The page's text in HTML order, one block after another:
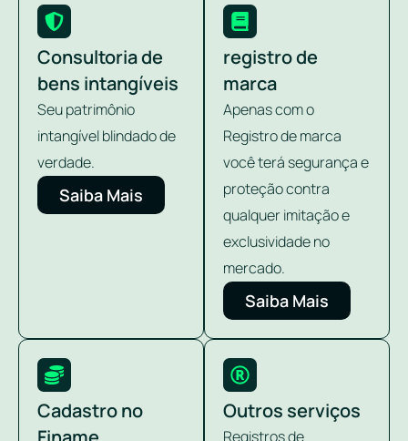
Consultoria de
bens intangíveis
Seu patrimônio
intangível blindado de
verdade.
Saiba Mais
registro de
marca
Apenas com o
Registro de marca
você terá segurança e
proteção contra
qualquer imitação e
exclusividade no
mercado.
Saiba Mais
Cadastro no
Outros serviços
Registros de